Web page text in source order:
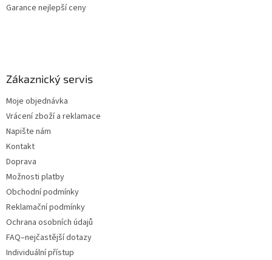
Garance nejlepší ceny
Zákaznický servis
Moje objednávka
Vrácení zboží a reklamace
Napište nám
Kontakt
Doprava
Možnosti platby
Obchodní podmínky
Reklamační podmínky
Ochrana osobních údajů
FAQ–nejčastější dotazy
Individuální přístup